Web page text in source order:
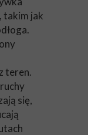
takim jak
teren.
się,